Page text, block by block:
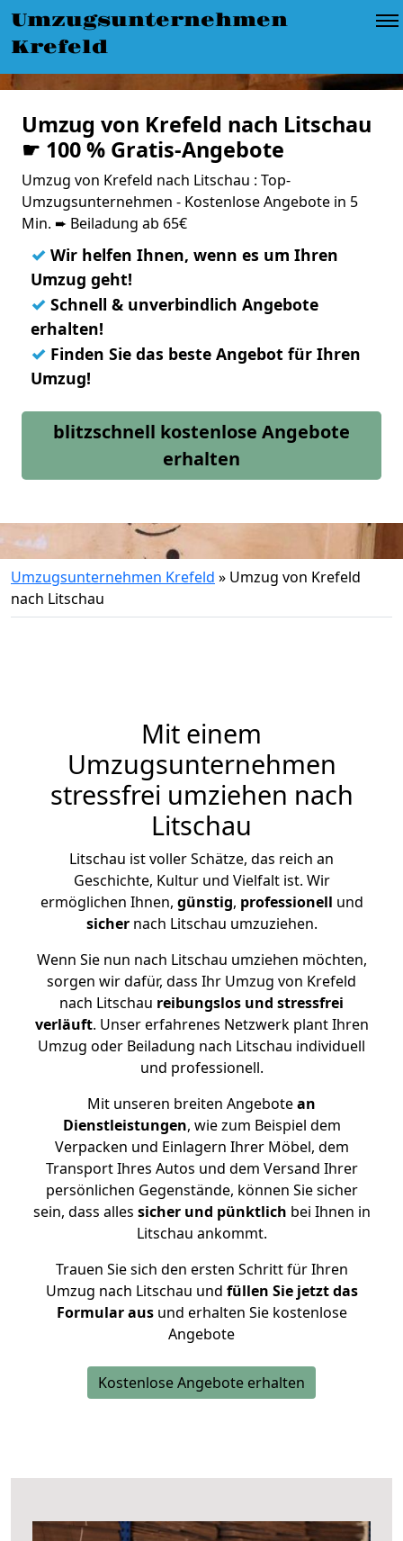
Umzugsunternehmen
Krefeld
Umzug von Krefeld nach Litschau
☛ 100 % Gratis-Angebote
Umzug von Krefeld nach Litschau : Top-
Umzugsunternehmen - Kostenlose Angebote in 5
Min. ➨ Beiladung ab 65€
✓ Wir helfen Ihnen, wenn es um Ihren
Umzug geht!
✓ Schnell & unverbindlich Angebote
erhalten!
✓ Finden Sie das beste Angebot für Ihren
Umzug!
blitzschnell kostenlose Angebote
erhalten
Umzugsunternehmen Krefeld » Umzug von Krefeld
nach Litschau
Mit einem
Umzugsunternehmen
stressfrei umziehen nach
Litschau
Litschau ist voller Schätze, das reich an
Geschichte, Kultur und Vielfalt ist. Wir
ermöglichen Ihnen, günstig, professionell und
sichernach Litschau umzuziehen.
Wenn Sie nun nach Litschau umziehen möchten,
sorgen wir dafür, dass Ihr Umzug von Krefeld
nach Litschau reibungslos und stressfrei
verläuft. Unser erfahrenes Netzwerk plant Ihren
Umzug oder Beiladung nach Litschau individuell
und professionell.
Mit unseren breiten Angebotean
Dienstleistungen, wie zum Beispiel dem
Verpacken und Einlagern Ihrer Möbel, dem
Transport Ihres Autos und dem Versand Ihrer
persönlichen Gegenstände, können Sie sicher
sein, dass alles sicher und pünktlich bei Ihnen in
Litschau ankommt.
Trauen Sie sich den ersten Schritt für Ihren
Umzug nach Litschau und füllen Sie jetzt das
Formular ausund erhalten Sie kostenlose
Angebote
Kostenlose Angebote erhalten